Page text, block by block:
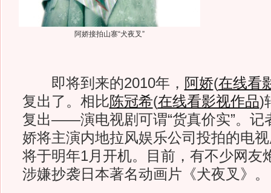
阿娇接拍山寨“犬夜叉”
即将到来的2010年， 阿娇(在线看
复出了。相比陈冠希(在线看影视作品)
复出——演电视剧可谓“货真价实”。记
娇将主演内地拉风娱乐公司投拍的电
将于明年1月开机。目前，有不少网友
涉嫌抄袭日本著名动画片《犬夜叉》。